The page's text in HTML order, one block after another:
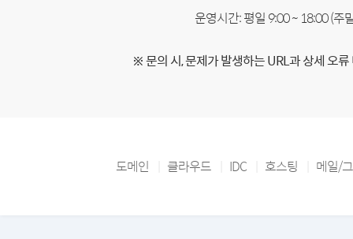
운영시간: 평일 9:00 ~ 18:00 (주
※ 문의 시, 문제가 발생하는 URL과 상세 오
도메인 클라우드 IDC 호스팅 메일/